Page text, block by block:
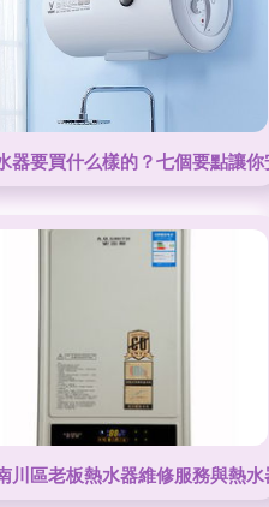
安裝解決方案
器要買什么樣的？七個要點讓
川區老板熱水器維修服務與熱